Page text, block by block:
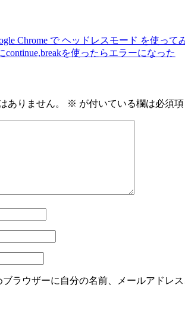
Chrome で ヘッドレスモード を使って
continue,breakを使ったらエラーになった
ありません。 ※ が付いている欄は必須
ラウザーに自分の名前、メールアドレス